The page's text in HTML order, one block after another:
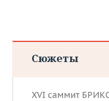
Сюжеты
XVI саммит